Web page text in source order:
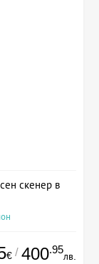
скенер в
€ / 400.95
лв.